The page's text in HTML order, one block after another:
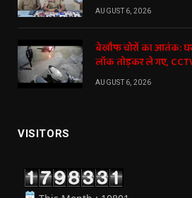
AUGUST 6, 2026
बेखौफ चोरों का आतंक:
लॉक तोड़कर ले गए,
AUGUST 6, 2026
VISITORS